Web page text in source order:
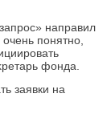
направил
понятно,
фонда.
заявки на